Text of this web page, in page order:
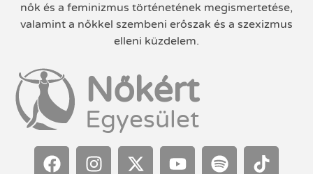
nők és a feminizmus történetének megismertetése,
valamint a nőkkel szembeni erőszak és a szexizmus
elleni küzdelem.
Nőkért
Egyesület